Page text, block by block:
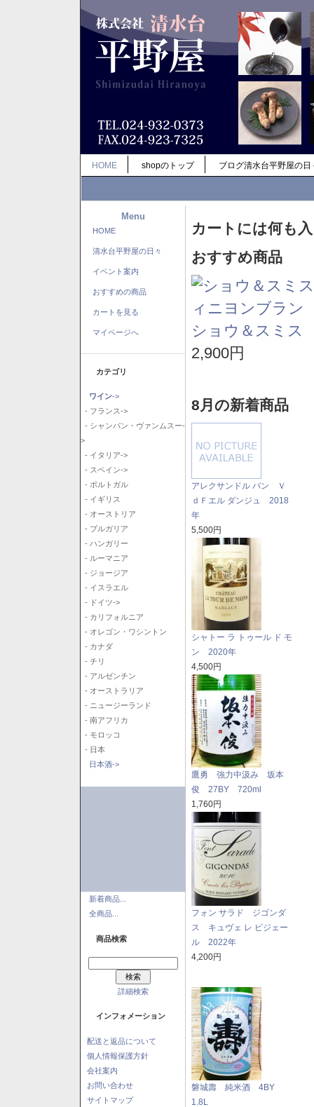
HOME shopのトップ ブログ清水台平野屋の日
Menu
HOME
清水台平野屋の日々
イベント案内
おすすめの商品
カートを見る
マイページへ
カテゴリ
ワイン->
- フランス->
- シャンパン・ヴァンムスー-
>
- イタリア->
- スペイン->
- ポルトガル
- イギリス
- オーストリア
- ブルガリア
- ハンガリー
- ルーマニア
- ジョージア
- イスラエル
- ドイツ->
- カリフォルニア
- オレゴン・ワシントン
- カナダ
- チリ
- アルゼンチン
- オーストラリア
- ニュージーランド
- 南アフリカ
- モロッコ
- 日本
日本酒->
新着商品...
全商品...
商品検索
詳細検索
インフォメーション
配送と返品について
個人情報保護方針
会社案内
お問い合わせ
サイトマップ
カートには何も
おすすめ商品
ショウ＆スミ
2,900円
8月の新着商品
アレクサンドル バン Ｖ
ｄＦエル ダンジュ 2018
年
5,500円
シャトー ラ トゥール ド モ
ン 2020年
4,500円
鷹勇 強力中汲み 坂本
俊 27BY 720ml
1,760円
フォン サラド ジゴンダ
ス キュヴェ レ ピジェー
ル 2022年
4,200円
磐城壽 純米酒 4BY
1.8L